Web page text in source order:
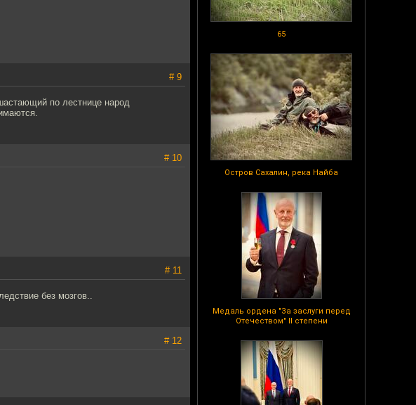
65
Остров Сахалин, река Найба
Медаль ордена "За заслуги перед
Отечеством" II степени
# 9
по лестнице народ
# 10
# 11
без мозгов..
# 12